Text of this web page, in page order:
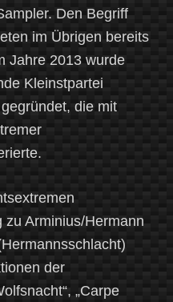
Den Begriff
im Übrigen bereits
Jahre 2013 wurde
Kleinstpartei
die mit
zu Arminius/Hermann
der
„Carpe